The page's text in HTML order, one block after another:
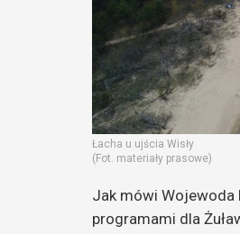
Łacha u ujścia Wisły
(Fot. materiały prasowe)
Jak mówi Wojewoda
programami dla